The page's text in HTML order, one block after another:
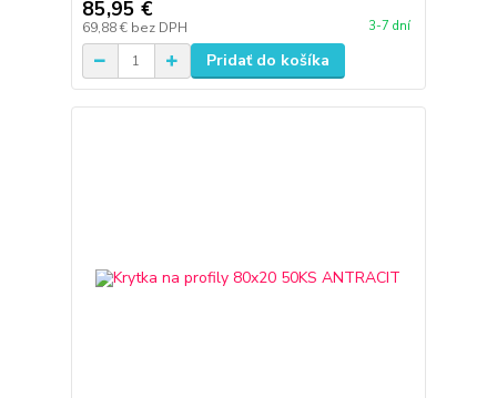
85,95 €
69,88 € bez DPH 3-7 dní
Pridať do košíka